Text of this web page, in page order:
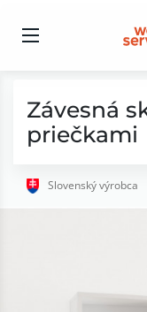
Závesná
priečkami
Slovenský výrobca